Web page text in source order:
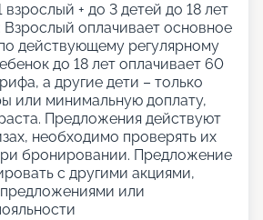
взрослый + до 3 детей до 18 лет
Взрослый оплачивает основное
действующему регулярному
до 18 лет оплачивает 60
а другие дети – только
или минимальную доплату,
Предложения действуют
необходимо проверять их
бронировании. Предложение
с другими акциями,
или